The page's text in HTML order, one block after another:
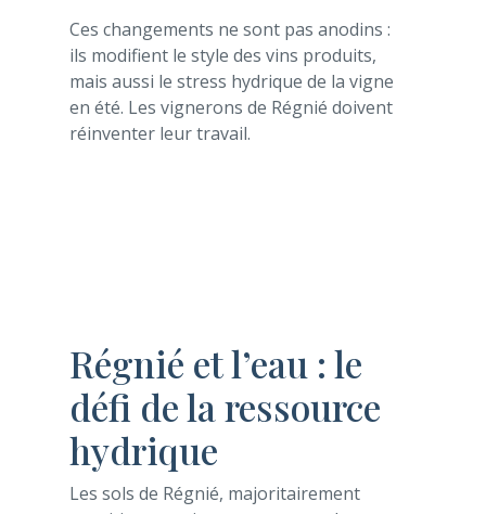
Ces changements ne sont pas anodins :
ils modifient le style des vins produits,
mais aussi le stress hydrique de la vigne
en été. Les vignerons de Régnié doivent
réinventer leur travail.
Régnié et l’eau : le
défi de la ressource
hydrique
Les sols de Régnié, majoritairement